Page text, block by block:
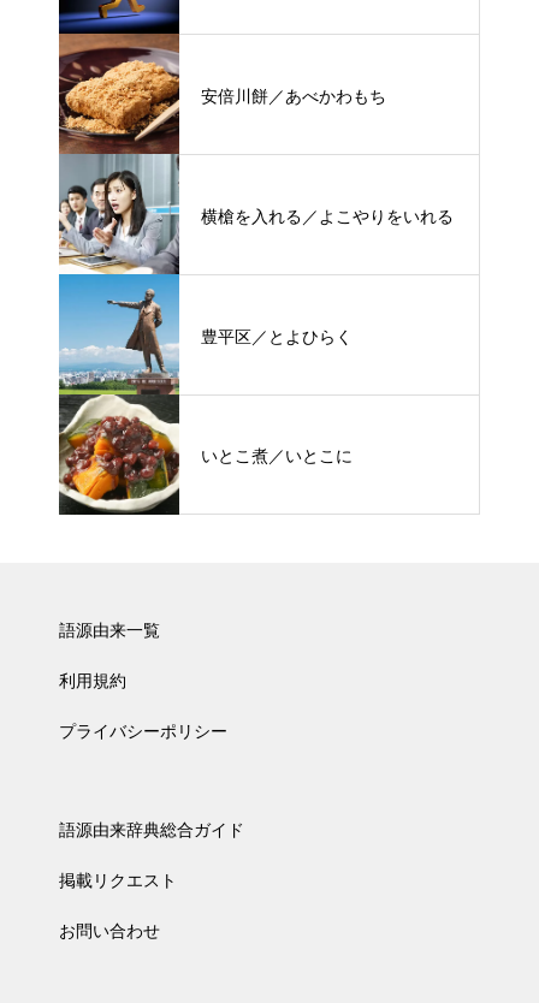
安倍川餅／あべかわもち
横槍を入れる／よこやりをいれる
豊平区／とよひらく
いとこ煮／いとこに
語源由来一覧
利用規約
プライバシーポリシー
語源由来辞典総合ガイド
掲載リクエスト
お問い合わせ